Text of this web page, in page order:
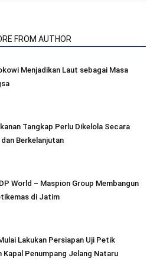
FROM AUTHOR
Menjadikan Laut sebagai Masa
Tangkap Perlu Dikelola Secara
Berkelanjutan
World – Maspion Group Membangun
di Jatim
Lakukan Persiapan Uji Petik
Kapal Penumpang Jelang Nataru